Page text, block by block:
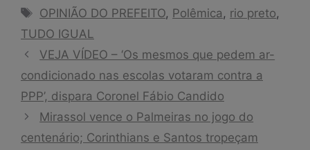
Tags
OPINIÃO DO PREFEITO, Polêmica , rio preto,
TUDO IGUAL
VEJA VÍDEO – ‘Os mesmos que pedem ar-
condicionado nas escolas votaram contra a
PPP’, dispara Coronel Fábio Candido
Mirassol vence o Palmeiras no jogo do
centenário; Corinthians e Santos tropeçam